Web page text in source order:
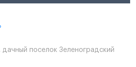
дачный поселок Зеленоградский